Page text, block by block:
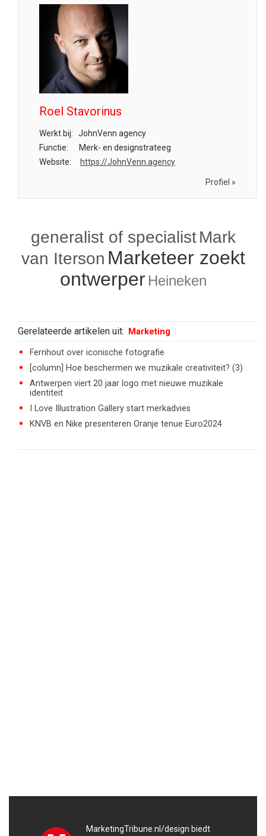
Roel Stavorinus
Werkt bij:
JohnVenn agency
Functie:
Merk- en designstrateeg
Website:
https://JohnVenn.agency
Profiel »
generalist of specialist Mark
van Iterson Marketeer zoekt
ontwerper Heineken
Gerelateerde artikelen uit: Marketing
Fernhout over iconische fotografie
[column] Hoe beschermen we muzikale creativiteit? (3)
Antwerpen viert 20 jaar logo met nieuwe muzikale
identiteit
I Love Illustration Gallery start merkadvies
KNVB en Nike presenteren Oranje tenue Euro2024
MarketingTribune.nl/design biedt